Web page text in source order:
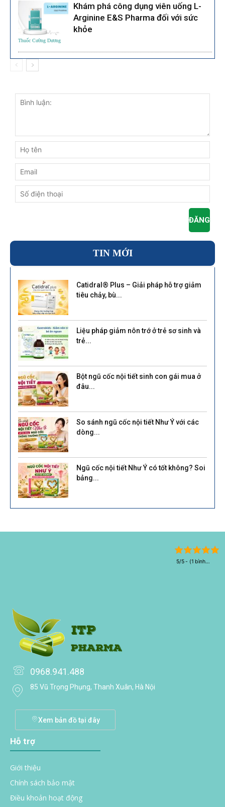
Thuốc Cường Dương
Khám phá công dụng viên uống L-
Arginine E&S Pharma đối với sức
khỏe
TIN MỚI
Catidral® Plus – Giải pháp hỗ trợ giảm
tiêu chảy, bù...
Liệu pháp giảm nôn trớ ở trẻ sơ sinh và
trẻ...
Bột ngũ cốc nội tiết sinh con gái mua ở
đâu...
So sánh ngũ cốc nội tiết Như Ý với các
dòng...
Ngũ cốc nội tiết Như Ý có tốt không? Soi
bảng...
5/5 - (1 bình
0968.941.488
85 Vũ Trọng Phụng, Thanh Xuân, Hà Nội
Xem bản đồ tại đây
Hỗ trợ
Giới thiệu
Chính sách bảo mật
Điều khoản hoạt động